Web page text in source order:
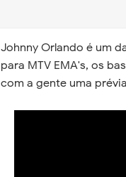
Johnny Orlando é um
para MTV EMA's, os
com a gente uma